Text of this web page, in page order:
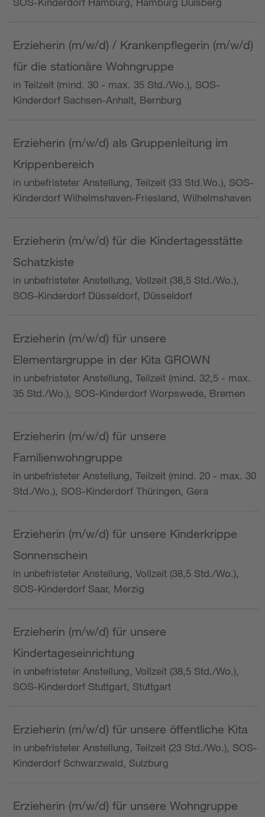
Erzieherin (m/w/d) / Krankenpflegerin (m/w/d)
für die stationäre Wohngruppe
in Teilzeit (mind. 30 - max. 35 Std./Wo.), SOS-
Kinderdorf Sachsen-Anhalt, Bernburg
Erzieherin (m/w/d) als Gruppenleitung im
Krippenbereich
in unbefristeter Anstellung, Teilzeit (33 Std.Wo.), SOS-
Kinderdorf Wilhelmshaven-Friesland, Wilhelmshaven
Erzieherin (m/w/d) für die Kindertagesstätte
Schatzkiste
in unbefristeter Anstellung, Vollzeit (38,5 Std./Wo.),
SOS-Kinderdorf Düsseldorf, Düsseldorf
Erzieherin (m/w/d) für unsere
Elementargruppe in der Kita GROWN
in unbefristeter Anstellung, Teilzeit (mind. 32,5 - max.
35 Std./Wo.), SOS-Kinderdorf Worpswede, Bremen
Erzieherin (m/w/d) für unsere
Familienwohngruppe
in unbefristeter Anstellung, Teilzeit (mind. 20 - max. 30
Std./Wo.), SOS-Kinderdorf Thüringen, Gera
Erzieherin (m/w/d) für unsere Kinderkrippe
Sonnenschein
in unbefristeter Anstellung, Vollzeit (38,5 Std./Wo.),
SOS-Kinderdorf Saar, Merzig
Erzieherin (m/w/d) für unsere
Kindertageseinrichtung
in unbefristeter Anstellung, Vollzeit (38,5 Std./Wo.),
SOS-Kinderdorf Stuttgart, Stuttgart
Erzieherin (m/w/d) für unsere öffentliche Kita
in unbefristeter Anstellung, Teilzeit (23 Std./Wo.), SOS-
Kinderdorf Schwarzwald, Sulzburg
Erzieherin (m/w/d) für unsere Wohngruppe